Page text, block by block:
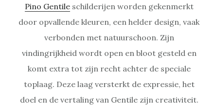
Pino Gentileschilderijen worden gekenmerkt
door opvallende kleuren, een helder design, vaak
verbonden met natuurschoon. Zijn
vindingrijkheid wordt open en bloot gesteld en
komt extra tot zijn recht achter de speciale
toplaag. Deze laag versterkt de expressie, het
doel en de vertaling van Gentile zijn creativiteit.